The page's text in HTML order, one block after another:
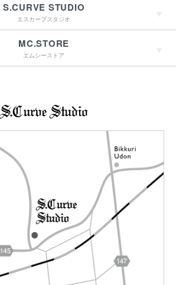
15:00までのご注文で
最短翌営業日配送
→詳しくはこちらへ
S.CURVE STUDIO
エスカーブスタジオ
MC.STORE
エムシーストア